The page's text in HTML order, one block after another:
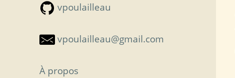
vpoulailleau
vpoulailleau@gmail.com
À propos